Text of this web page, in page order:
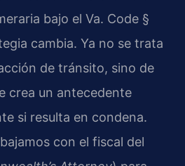
bajo el Va. Code §
cambia. Ya no se trata
de tránsito, sino de
crea un antecedente
si resulta en condena.
con el fiscal del